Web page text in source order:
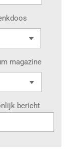
magazine
bericht